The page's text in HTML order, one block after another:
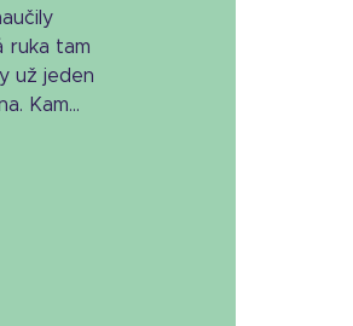
ruka tam
už jeden
Kam...